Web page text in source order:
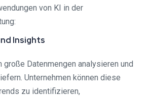
von KI in der
Insights
große Datenmengen analysieren und
Unternehmen können diese
zu identifizieren,